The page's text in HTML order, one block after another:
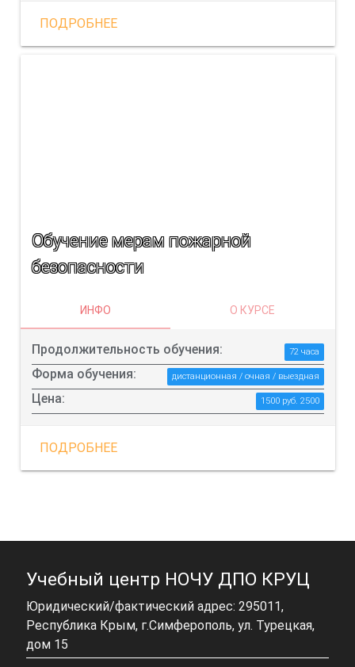
ПОДРОБНЕЕ
Обучение мерам пожарной
безопасности
ИНФО О КУРСЕ
Продолжительность обучения: 72 часа
Форма обучения: дистанционная / очная / выездная
Цена: 1500 руб. 2500
ПОДРОБНЕЕ
Учебный центр НОЧУ ДПО КРУЦ
Юридический/фактический адрес: 295011,
Республика Крым, г.Симферополь, ул. Турецкая,
дом 15